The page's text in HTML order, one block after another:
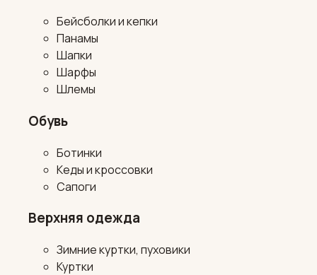
Бейсболки и кепки
Панамы
Шапки
Шарфы
Шлемы
Обувь
Ботинки
Кеды и кроссовки
Сапоги
Верхняя одежда
Зимние куртки, пуховики
Куртки